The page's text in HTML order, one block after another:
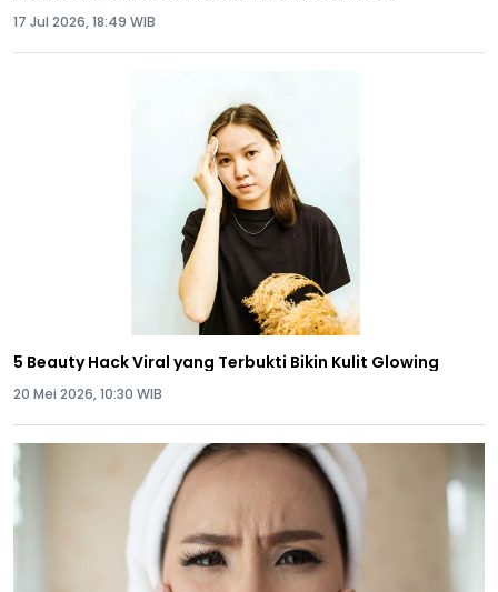
17 Jul 2026, 18:49 WIB
5 Beauty Hack Viral yang Terbukti Bikin Kulit Glowing
20 Mei 2026, 10:30 WIB